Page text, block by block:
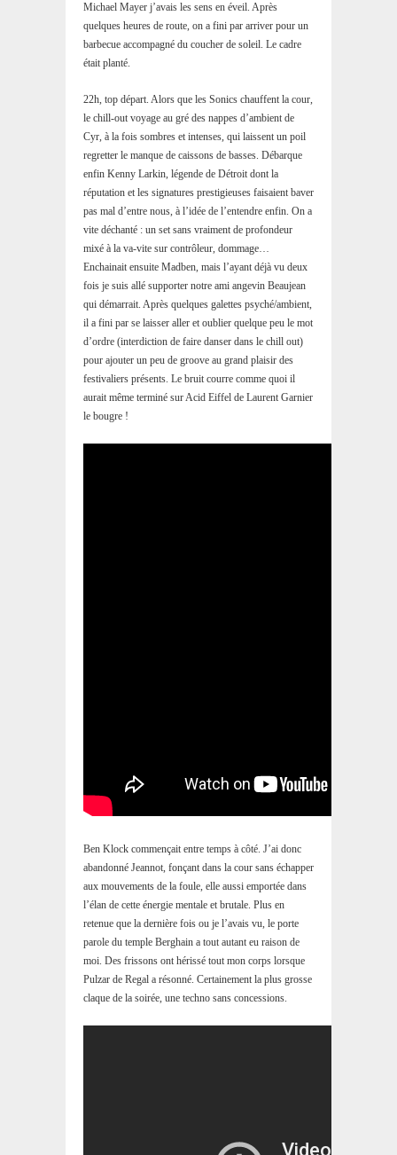
Michael Mayer j’avais les sens en éveil. Après
quelques heures de route, on a fini par arriver pour un
barbecue accompagné du coucher de soleil. Le cadre
était planté.
22h, top départ. Alors que les Sonics chauffent la cour,
le chill-out voyage au gré des nappes d’ambient de
Cyr, à la fois sombres et intenses, qui laissent un poil
regretter le manque de caissons de basses. Débarque
enfin Kenny Larkin, légende de Détroit dont la
réputation et les signatures prestigieuses faisaient baver
pas mal d’entre nous, à l’idée de l’entendre enfin. On a
vite déchanté : un set sans vraiment de profondeur
mixé à la va-vite sur contrôleur, dommage…
Enchainait ensuite Madben, mais l’ayant déjà vu deux
fois je suis allé supporter notre ami angevin Beaujean
qui démarrait. Après quelques galettes psyché/ambient,
il a fini par se laisser aller et oublier quelque peu le mot
d’ordre (interdiction de faire danser dans le chill out)
pour ajouter un peu de groove au grand plaisir des
festivaliers présents. Le bruit courre comme quoi il
aurait même terminé sur Acid Eiffel de Laurent Garnier
le bougre !
Ben Klock commençait entre temps à côté. J’ai donc
abandonné Jeannot, fonçant dans la cour sans échapper
aux mouvements de la foule, elle aussi emportée dans
l’élan de cette énergie mentale et brutale. Plus en
retenue que la dernière fois ou je l’avais vu, le porte
parole du temple Berghain a tout autant eu raison de
moi. Des frissons ont hérissé tout mon corps lorsque
Pulzar de Regal a résonné. Certainement la plus grosse
claque de la soirée, une techno sans concessions.